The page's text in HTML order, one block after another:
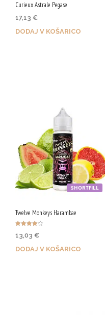
Curieux Astrale Pegase
17,13 €
DODAJ V KOŠARICO
SHORTFILL
Twelve Monkeys Harambae
4.00
13,03 €
DODAJ V KOŠARICO